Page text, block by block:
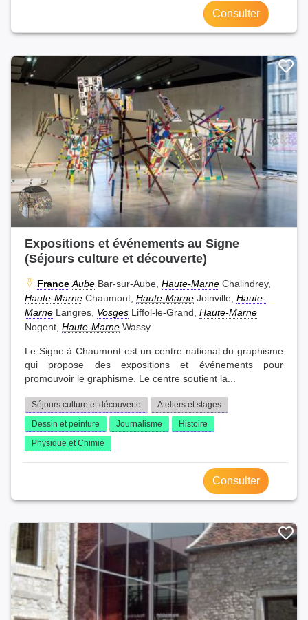
Consulter
Expositions et événements au Signe
(Séjours culture et découverte)
France Aube Bar-sur-Aube, Haute-Marne Chalindrey,
Haute-Marne Chaumont, Haute-Marne Joinville, Haute-
Marne Langres, Vosges Liffol-le-Grand, Haute-Marne
Nogent, Haute-Marne Wassy
Le Signe à Chaumont est un centre national du graphisme
qui propose des expositions et événements pour
promouvoir le graphisme. Le centre soutient la...
Séjours culture et découverte
Ateliers et stages
Dessin et peinture
Journalisme
Histoire
Physique et Chimie
Consulter